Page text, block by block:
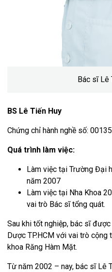
Bác sĩ Lê
BS Lê Tiến Huy
Chứng chỉ hành nghề số:
Quá trình làm việc:
Làm việc tại Trường Đại
năm 2007
Làm việc tại Nha Khoa
vai trò Bác sĩ tổng quát.
Sau khi tốt nghiệp, bác sĩ
Dược TP.HCM với vai trò
khoa Răng Hàm Mặt.
Từ năm 2002 – nay, bác sĩ Lê